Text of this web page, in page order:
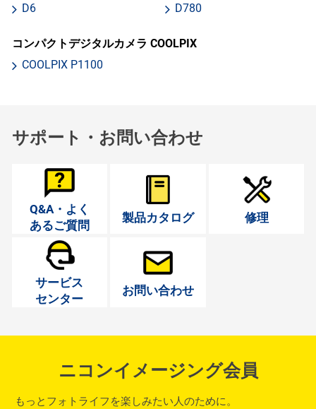
D6
D780
コンパクトデジタルカメラ COOLPIX
COOLPIX P1100
サポート・お問い合わせ
Q&A・よく
あるご質問
製品カタログ 修理
サービス
センター
お問い合わせ
ニコンイメージング会員
もっとフォトライフを楽しみたい人のために。